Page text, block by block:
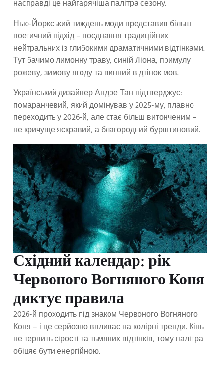
насправді це найгарячіша палітра сезону.
Нью-Йоркський тиждень моди представив більш
поетичний підхід – поєднання традиційних
нейтральних із глибокими драматичними відтінками.
Тут бачимо лимонну траву, синій Ліона, примулу
рожеву, зимову ягоду та винний відтінок мов.
Український дизайнер Андре Тан підтверджує:
помаранчевий, який домінував у 2025-му, плавно
переходить у 2026-й, але стає більш витонченим –
не кричуще яскравий, а благородний бурштиновий.
Східний календар: рік
Червоного Вогняного Коня
диктує правила
2026-й проходить під знаком Червоного Вогняного
Коня – і це серйозно впливає на колірні тренди. Кінь
не терпить сірості та тьмяних відтінків, тому палітра
обіцяє бути енергійною.